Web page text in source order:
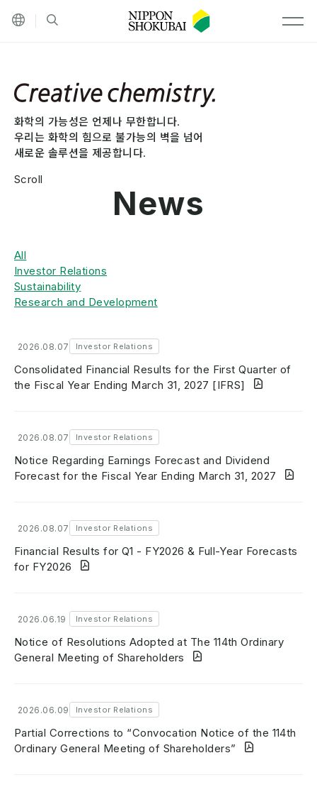
기타 언어
화학의 가능성은 언제나 무한합니다.
우리는 화학의 힘으로 불가능의 벽을 넘어
새로운 솔루션을 제공합니다.
Scroll
News
All
Investor Relations
Sustainability
Research and Development
2026.08.07 Investor Relations
Consolidated Financial Results for the First Quarter of
the Fiscal Year Ending March 31, 2027 [IFRS]
2026.08.07 Investor Relations
Notice Regarding Earnings Forecast and Dividend
Forecast for the Fiscal Year Ending March 31, 2027
2026.08.07 Investor Relations
Financial Results for Q1 - FY2026 & Full-Year Forecasts
for FY2026
2026.06.19 Investor Relations
Notice of Resolutions Adopted at The 114th Ordinary
General Meeting of Shareholders
2026.06.09 Investor Relations
Partial Corrections to “Convocation Notice of the 114th
Ordinary General Meeting of Shareholders”